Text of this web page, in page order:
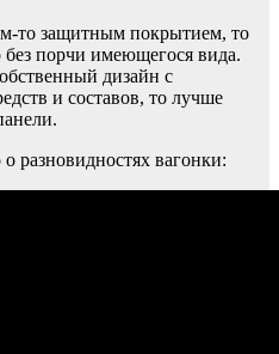
то защитным покрытием, то
без порчи имеющегося вида.
дизайн с
и составов, то лучше
разновидностях вагонки: